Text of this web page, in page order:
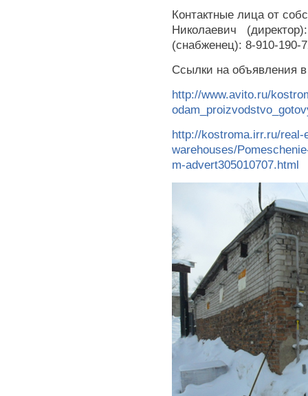
Контактные лица от
Николаевич
(снабженец): 8-910-
Ссылки на объявления в
http://www.avito.ru/
http://kostroma.irr.ru/
warehouses/
m-advert305010707.html